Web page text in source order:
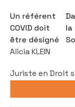
Un référent
COVID doit
être désigné
la
Alicia KLEIN
Juriste en Droit